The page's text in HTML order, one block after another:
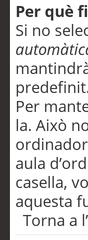
Per què
Si no
Per
la. Això
aula
casella,
aquesta
Torna a